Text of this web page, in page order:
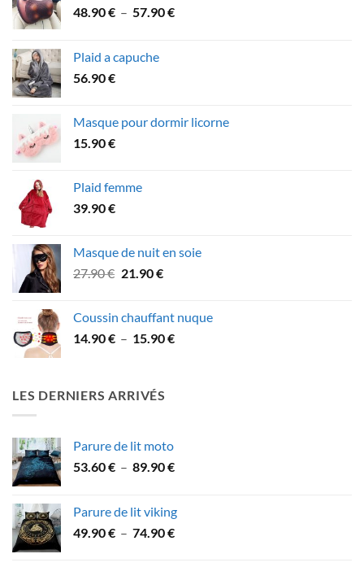
48.90€ – 57.90€Plage
Plaid a capuche
56.90€
Masque pour dormir licorne
15.90€
Plaid femme
39.90€
Masque de nuit en soie
27.90€ Le
était :
27.90 €.
21.90€Le
est :
21.90 €.
Coussin chauffant nuque
14.90€ – 15.90€Plage
LES DERNIERS ARRIVÉS
Parure de lit moto
53.60€ – 89.90€Plage
53.60 €
à
Parure de lit viking
49.90€ – 74.90€Plage